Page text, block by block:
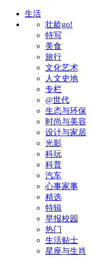
生活
壮龄go!
特写
美食
旅行
文化艺术
人文史地
专栏
@世代
生态与环保
时尚与美容
设计与家居
光影
科玩
科普
汽车
心事家事
精选
特辑
早报校园
热门
生活贴士
星座与生肖